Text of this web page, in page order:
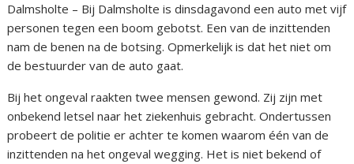
Dalmsholte – Bij Dalmsholte is dinsdagavond een auto met vijf
personen tegen een boom gebotst. Een van de inzittenden
nam de benen na de botsing. Opmerkelijk is dat het niet om
de bestuurder van de auto gaat.
Bij het ongeval raakten twee mensen gewond. Zij zijn met
onbekend letsel naar het ziekenhuis gebracht. Ondertussen
probeert de politie er achter te komen waarom één van de
inzittenden na het ongeval wegging. Het is niet bekend of